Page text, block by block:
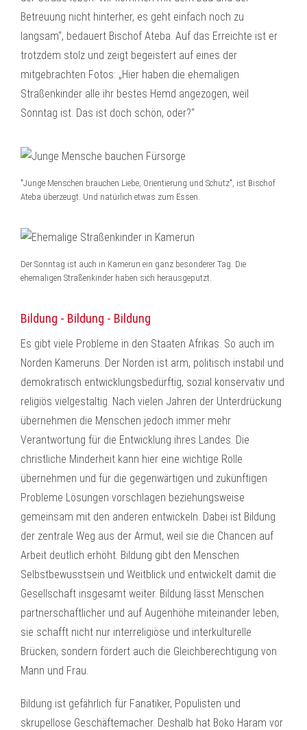
Betreuung nicht hinterher, es geht einfach noch zu
langsam“, bedauert Bischof Ateba. Auf das Erreichte ist er
trotzdem stolz und zeigt begeistert auf eines der
mitgebrachten Fotos: „Hier haben die ehemaligen
Straßenkinder alle ihr bestes Hemd angezogen, weil
Sonntag ist. Das ist doch schön, oder?“
"Junge Menschen brauchen Liebe, Orientierung und Schutz", ist Bischof
Ateba überzeugt. Und natürlich etwas zum Essen.
Der Sonntag ist auch in Kamerun ein ganz besonderer Tag. Die
ehemaligen Straßenkinder haben sich herausgeputzt.
Bildung - Bildung - Bildung
Es gibt viele Probleme in den Staaten Afrikas. So auch im
Norden Kameruns. Der Norden ist arm, politisch instabil und
demokratisch entwicklungsbedürftig, sozial konservativ und
religiös vielgestaltig. Nach vielen Jahren der Unterdrückung
übernehmen die Menschen jedoch immer mehr
Verantwortung für die Entwicklung ihres Landes. Die
christliche Minderheit kann hier eine wichtige Rolle
übernehmen und für die gegenwärtigen und zukünftigen
Probleme Lösungen vorschlagen beziehungsweise
gemeinsam mit den anderen entwickeln. Dabei ist Bildung
der zentrale Weg aus der Armut, weil sie die Chancen auf
Arbeit deutlich erhöht. Bildung gibt den Menschen
Selbstbewusstsein und Weitblick und entwickelt damit die
Gesellschaft insgesamt weiter. Bildung lässt Menschen
partnerschaftlicher und auf Augenhöhe miteinander leben,
sie schafft nicht nur interreligiöse und interkulturelle
Brücken, sondern fördert auch die Gleichberechtigung von
Mann und Frau.
Bildung ist gefährlich für Fanatiker, Populisten und
skrupellose Geschäftemacher. Deshalb hat Boko Haram vor